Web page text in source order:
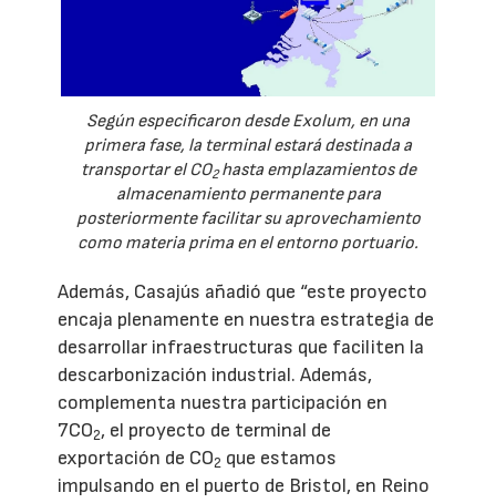
Según especificaron desde Exolum, en una
primera fase, la terminal estará destinada a
transportar el CO2hasta emplazamientos de
almacenamiento permanente para
posteriormente facilitar su aprovechamiento
como materia prima en el entorno portuario.
Además, Casajús añadió que “este proyecto
encaja plenamente en nuestra estrategia de
desarrollar infraestructuras que faciliten la
descarbonización industrial. Además,
complementa nuestra participación en
7CO2, el proyecto de terminal de
exportación de CO2 que estamos
impulsando en el puerto de Bristol, en Reino